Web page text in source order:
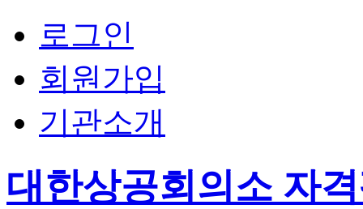
로그인
회원가입
기관소개
대한상공회의소 자